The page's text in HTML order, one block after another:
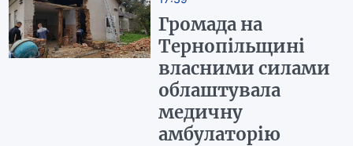
Громада на
Тернопільщині
власними силами
облаштувала
медичну
амбулаторію